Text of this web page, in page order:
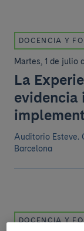
DOCENCIA Y
Martes, 1 de julio
La
evidencia
Auditorio Esteve.
Barcelona
DOCENCIA Y